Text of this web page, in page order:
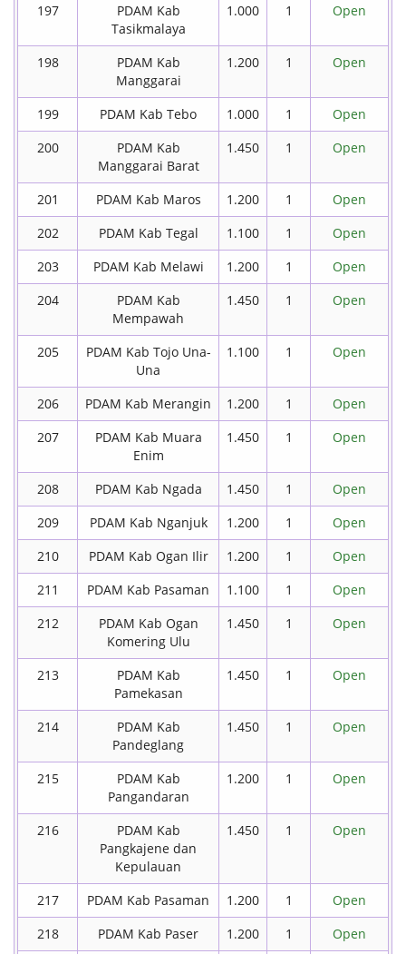
197
PDAM Kab
Tasikmalaya
1.000 1 Open
198
PDAM Kab
Manggarai
1.200 1 Open
199 PDAM Kab Tebo 1.000 1
Open
200
PDAM Kab
Manggarai Barat
1.450 1 Open
201 PDAM Kab Maros 1.200 1
Open
202
PDAM Kab Tegal 1.100 1
Open
203
PDAM Kab Melawi 1.200 1
Open
204
PDAM Kab
Mempawah
1.450 1 Open
205
PDAM Kab Tojo Una-
Una
1.100 1 Open
206 PDAM Kab Merangin 1.200 1
Open
207
PDAM Kab Muara
Enim
1.450 1 Open
208 PDAM Kab Ngada 1.450 1
Open
209
PDAM Kab Nganjuk 1.200 1
Open
210
PDAM Kab Ogan Ilir 1.200 1
Open
211
PDAM Kab Pasaman 1.100 1
Open
212
PDAM Kab Ogan
Komering Ulu
1.450 1 Open
213
PDAM Kab
Pamekasan
1.450 1 Open
214
PDAM Kab
Pandeglang
1.450 1 Open
215
PDAM Kab
Pangandaran
1.200 1 Open
216
PDAM Kab
Pangkajene dan
Kepulauan
1.450 1 Open
217 PDAM Kab Pasaman 1.200 1
Open
218
PDAM Kab Paser 1.200 1 Open